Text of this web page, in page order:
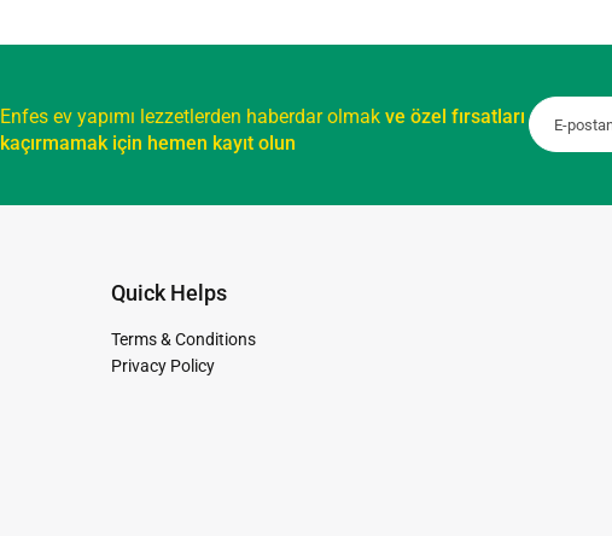
Enfes ev yapımı lezzetlerden haberdar olmakve özel fırsatları
kaçırmamak için hemen kayıt olun
Quick Helps
Terms & Conditions
Privacy Policy